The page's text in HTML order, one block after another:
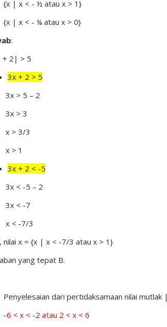
{x | x < - ½ atau x > 1}
{x | x < - ¼ atau x > 0}
:
+ 2| > 5
3x + 2 > 5
3x > 5 – 2
3x > 3
x > 3/3
x > 1
3x + 2 < -5
3x < -5 – 2
3x < -7
x < -7/3
nilai x = {x | x < -7/3 atau x > 1}
yang tepat B.
Penyelesaian dari pertidaksamaan nilai mutlak |
-6 < x < -2 atau 2 < x < 6